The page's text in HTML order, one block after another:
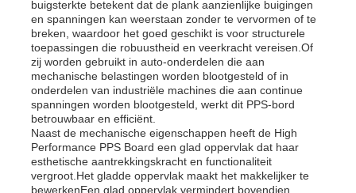
Fabrieksreis
Kwaliteitscontrole
Contacteer ons
nieuws
buigsterkte betekent dat de plank aanzienlijke buigingen
en spanningen kan weerstaan zonder te vervormen of te
breken, waardoor het goed geschikt is voor structurele
toepassingen die robuustheid en veerkracht vereisen.Of
zij worden gebruikt in auto-onderdelen die aan
mechanische belastingen worden blootgesteld of in
onderdelen van industriële machines die aan continue
spanningen worden blootgesteld, werkt dit PPS-bord
betrouwbaar en efficiënt.
Naast de mechanische eigenschappen heeft de High
Performance PPS Board een glad oppervlak dat haar
esthetische aantrekkingskracht en functionaliteit
vergroot.Het gladde oppervlak maakt het makkelijker te
bewerkenEen glad oppervlak vermindert bovendien